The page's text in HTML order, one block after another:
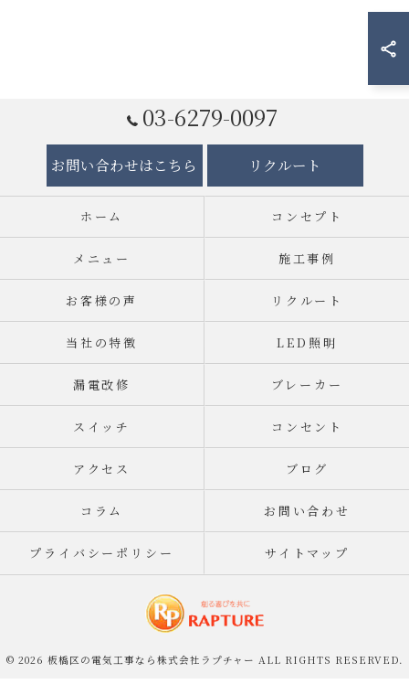
03-6279-0097
お問い合わせはこちら リクルート
ホーム コンセプト
メニュー 施工事例
お客様の声 リクルート
当社の特徴 LED照明
漏電改修 ブレーカー
スイッチ コンセント
アクセス ブログ
コラム お問い合わせ
プライバシーポリシー サイトマップ
© 2026 板橋区の電気工事なら株式会社ラプチャー ALL RIGHTS RESERVED.